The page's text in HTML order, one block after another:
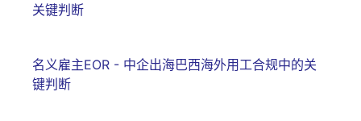
关键判断
名义雇主EOR - 中企出海巴西海外用工合规中的关
键判断